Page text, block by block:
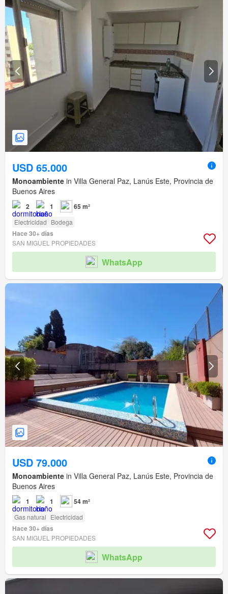
USD 65.000
Monoambiente in Villa General Paz, Lanús Este, Provincia de
Buenos Aires
2 1 65 m²
Electricidad Bodega
Hace 30+ días
SAN MIGUEL PROPIEDADES
WhatsApp
USD 79.000
Monoambiente in Villa General Paz, Lanús Este, Provincia de
Buenos Aires
1 1 54 m²
Gas natural Electricidad
Hace 30+ días
SAN MIGUEL PROPIEDADES
WhatsApp